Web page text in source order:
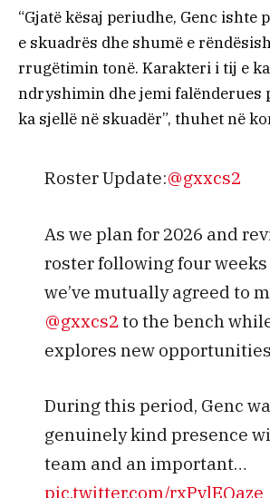
“Gjatë kësaj periudhe, Genc ishte
e skuadrës dhe shumë e
rrugëtimin tonë. Karakteri i tij e
ndryshimin dhe jemi falënderues
ka sjellë në skuadër”, thuhet në
Roster Update:@gxxcs2
As we plan for 2026 and
roster following four
we’ve mutually agreed to
@gxxcs2 to the bench
explores new
During this period, Genc
genuinely kind presence
team and an important…
pic.twitter.com/rxPvlEQaze